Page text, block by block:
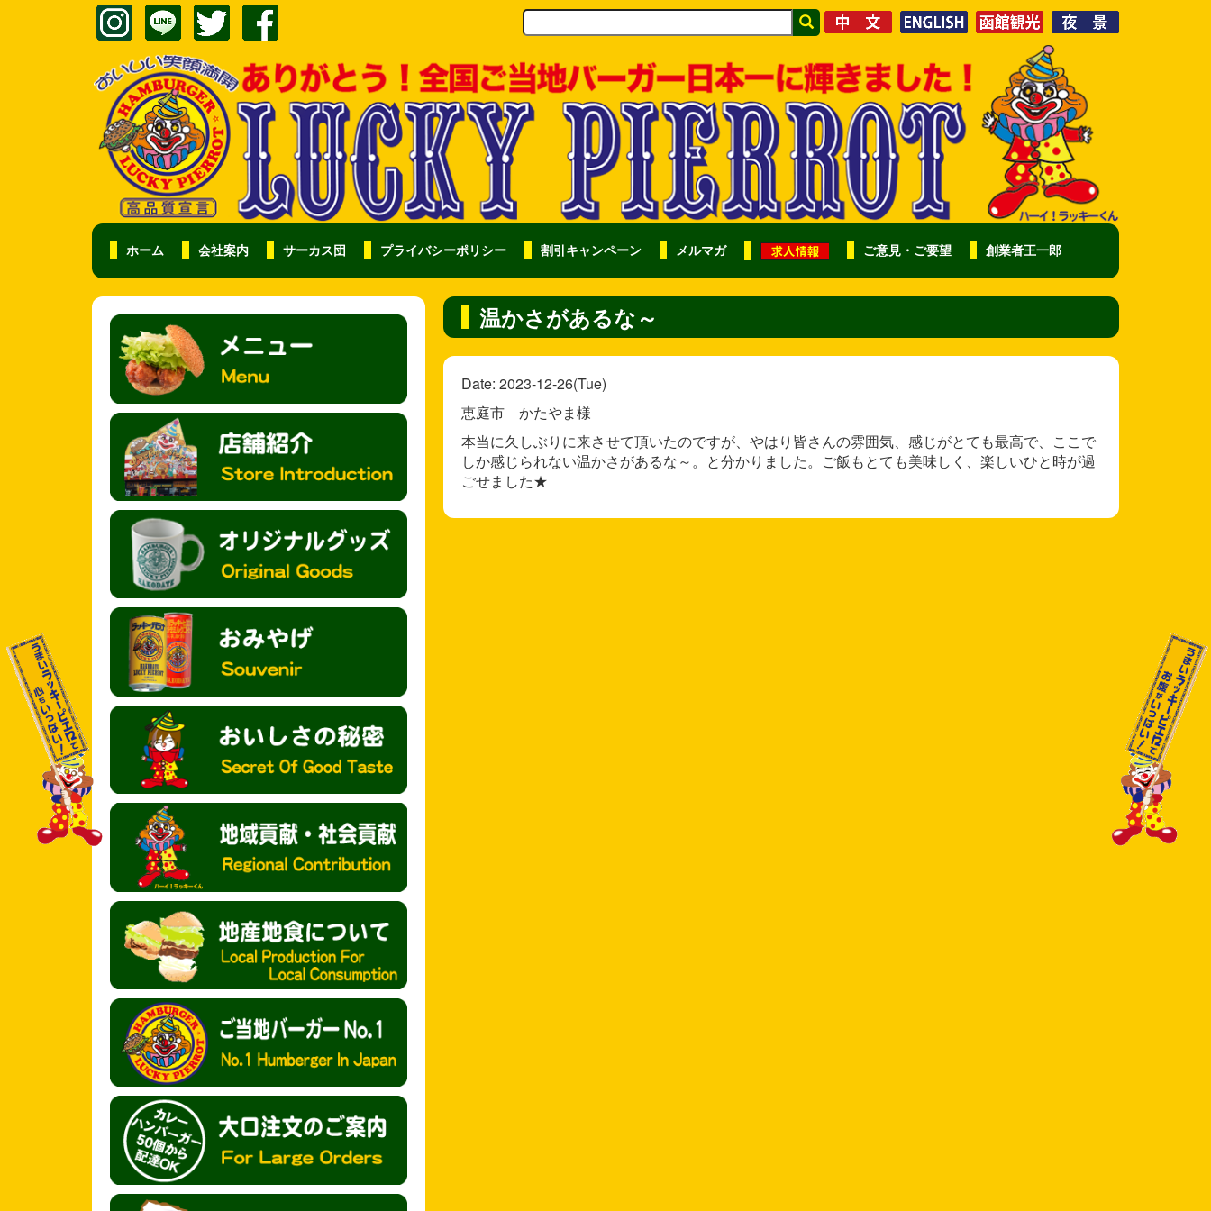
ホーム 会社案内 サーカス団 プライバシーポリシー 割引キャンペーン メルマガ ご意見・ご要望 創業者王一郎
温かさがあるな～
Date: 2023-12-26(Tue)
恵庭市 かたやま様
本当に久しぶりに来させて頂いたのですが、やはり皆さんの雰囲気、感じがとても最高で、ここで
しか感じられない温かさがあるな～。と分かりました。ご飯もとても美味しく、楽しいひと時が過
ごせました★